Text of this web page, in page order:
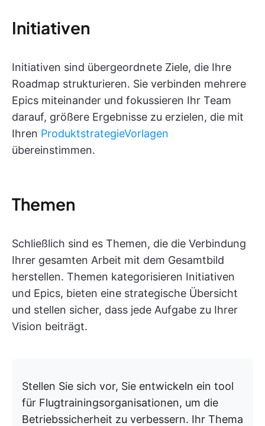
Initiativen
Initiativen sind übergeordnete Ziele, die Ihre
Roadmap strukturieren. Sie verbinden mehrere
Epics miteinander und fokussieren Ihr Team
darauf, größere Ergebnisse zu erzielen, die mit
Ihren ProduktstrategieVorlagen
übereinstimmen.
Themen
Schließlich sind es Themen, die die Verbindung
Ihrer gesamten Arbeit mit dem Gesamtbild
herstellen. Themen kategorisieren Initiativen
und Epics, bieten eine strategische Übersicht
und stellen sicher, dass jede Aufgabe zu Ihrer
Vision beiträgt.
Stellen Sie sich vor, Sie entwickeln ein tool
für Flugtrainingsorganisationen, um die
Betriebssicherheit zu verbessern. Ihr Thema